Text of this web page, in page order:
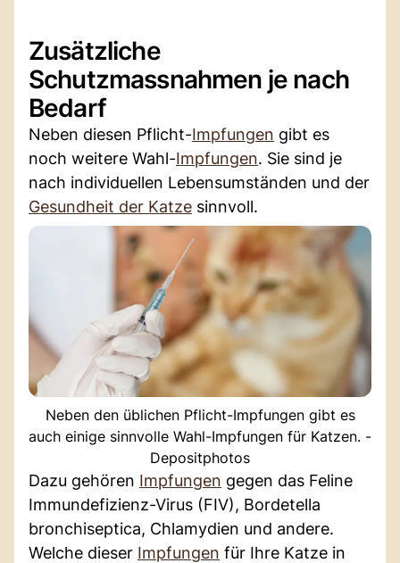
Zusätzliche
Schutzmassnahmen je nach
Bedarf
Neben diesen Pflicht-Impfungen gibt es
noch weitere Wahl-Impfungen. Sie sind je
nach individuellen Lebensumständen und der
Gesundheit der Katze sinnvoll.
Neben den üblichen Pflicht-Impfungen gibt es
auch einige sinnvolle Wahl-Impfungen für Katzen. -
Depositphotos
Dazu gehören Impfungen gegen das Feline
Immundefizienz-Virus (FIV), Bordetella
bronchiseptica, Chlamydien und andere.
Welche dieser Impfungen für Ihre Katze in